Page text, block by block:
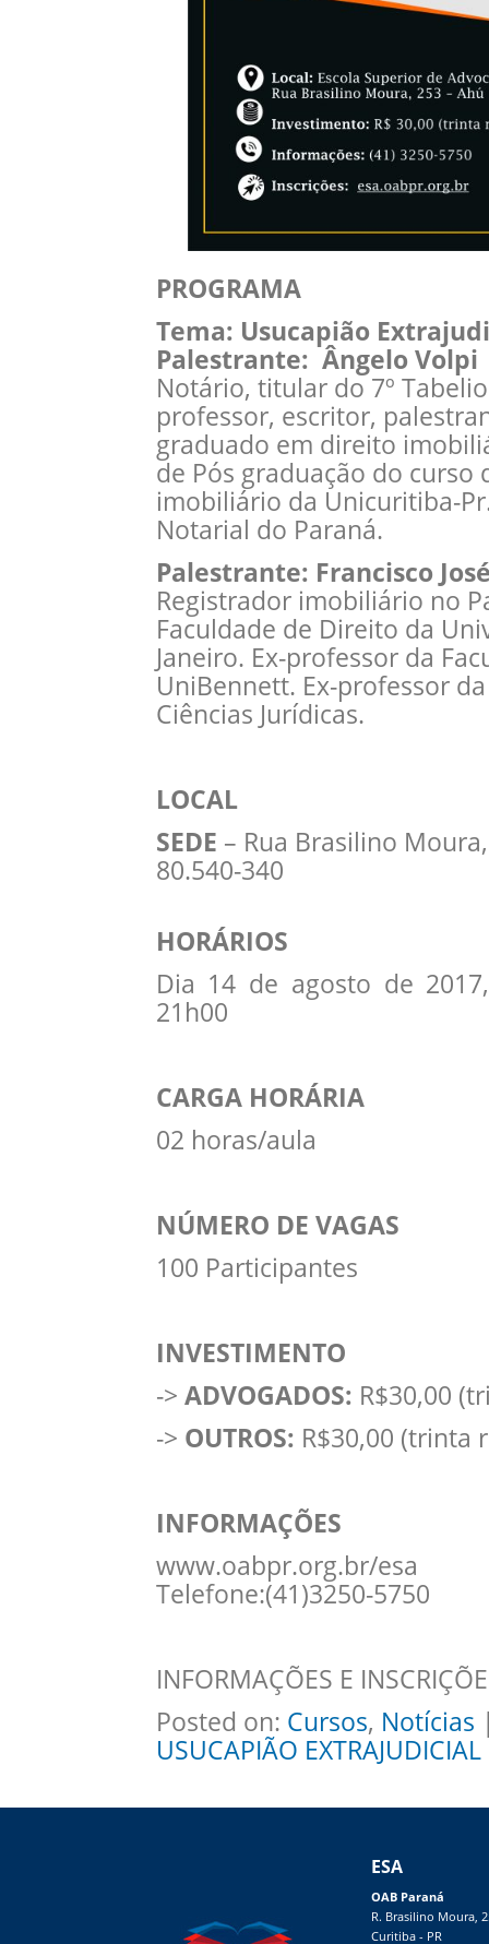
PROGRAMA
Tema: Usucapião
Palestrante: Ângelo
Notário, titular do 7º
professor, escritor,
graduado em direito
de Pós graduação do
imobiliário da Unicuritiba-
Notarial do Paraná.
Palestrante: Francisco
Registrador imobiliário no
Faculdade de Direito da
Janeiro. Ex-professor da
UniBennett. Ex-professor
Ciências Jurídicas.
LOCAL
SEDE – Rua Brasilino
80.540-340
HORÁRIOS
Dia 14 de agosto de
21h00
CARGA HORÁRIA
02 horas/aula
NÚMERO DE VAGAS
100 Participantes
INVESTIMENTO
-> ADVOGADOS: R$30,00
-> OUTROS: R$30,00 (trinta
INFORMAÇÕES
www.oabpr.org.br/esa
Telefone:(41)3250-5750
INFORMAÇÕES E
Posted on: Cursos, Notícias
USUCAPIÃO EXTRAJUDICIAL
ESA
OAB Paraná
R. Brasilino Moura,
Curitiba - PR